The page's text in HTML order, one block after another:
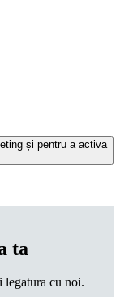
și pentru a activa
ta
legatura cu noi.